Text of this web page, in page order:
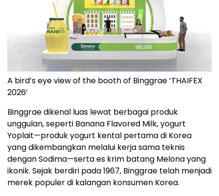
A bird’s eye view of the booth of Binggrae ‘THAIFEX
2026’
Binggrae dikenal luas lewat berbagai produk
unggulan, seperti Banana Flavored Milk, yogurt
Yoplait—produk yogurt kental pertama di Korea
yang dikembangkan melalui kerja sama teknis
dengan Sodima—serta es krim batang Melona yang
ikonik. Sejak berdiri pada 1967, Binggrae telah menjadi
merek populer di kalangan konsumen Korea.